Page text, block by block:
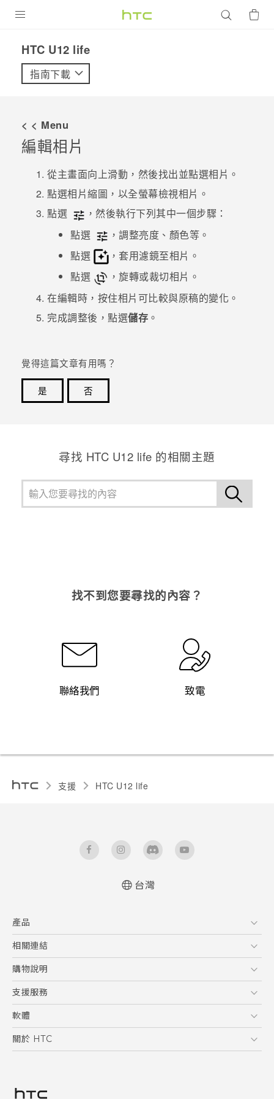
VIVE
配件
優惠專區
焦點訊息
銷售門市
VIVELAND
HTC U12 life‎
指南下載
< < Menu
編輯相片
從主畫面向上滑動，然後找出並點選相片 。
點選相片縮圖，以全螢幕檢視相片。
點選
，然後執行下列其中一個步驟：
點選
，調整亮度、顏色等。
點選
，套用濾鏡至相片。
點選
，旋轉或裁切相片。
在編輯時，按住相片可比較與原稿的變化。
完成調整後，點選儲存 。
覺得這篇文章有用嗎？
是
否
尋找 HTC U12 life 的相關主題
找不到您要尋找的內容？
聯絡我們 致電
支援 HTC U12 life‎
台灣
產品
5G
智慧型手機
配件
相關連結
HTC Research
購物說明
購物須知
訂單管理
付款方式
支援服務
到府收送維修服務
服務中心資訊
客戶服務佈告欄
軟體
應用程式
HTC Sync Manager
關於 HTC